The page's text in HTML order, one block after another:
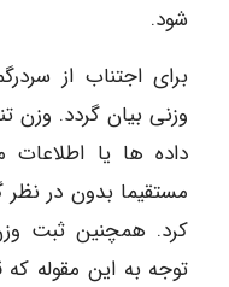
شود.
برای اجتناب از
وزنی بیان گردد. وزن
داده ها یا
مستقیما بدون در
کرد. همچنین ثبت
توجه به این مقوله که